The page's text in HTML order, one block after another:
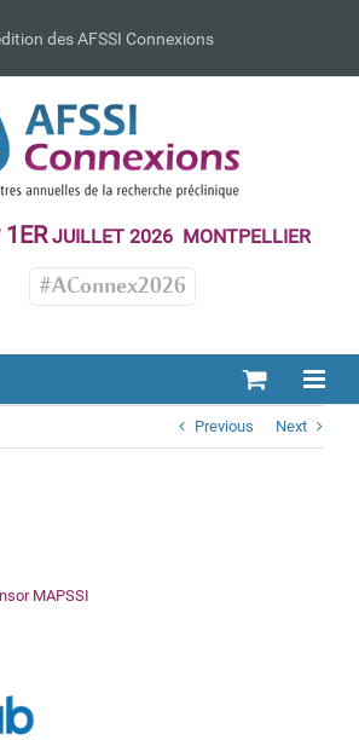
des AFSSI Connexions
1ERJUILLET 2026 MONTPELLIER
#AConnex2026
Previous Next
MAPSSI